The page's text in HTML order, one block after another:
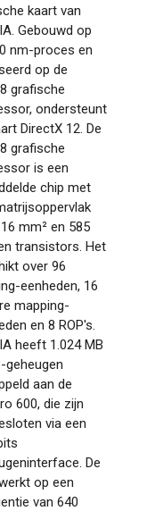
kaart van
Gebouwd op
nm-proces en
op de
grafische
ondersteunt
DirectX 12. De
grafische
is een
chip met
mm² en 585
transistors. Het
over 96
eenheden, 16
mapping-
en 8 ROP's.
heeft 1.024 MB
geheugen
aan de
600, die zijn
via een
De
op een
van 640